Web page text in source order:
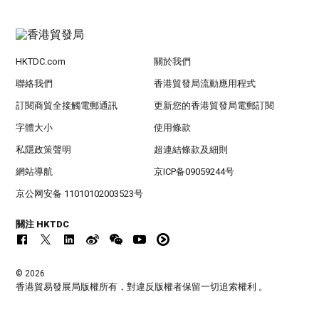
HKTDC.com 關於我們
聯絡我們 香港貿發局流動應用程式
訂閱商貿全接觸電郵通訊 更新您的香港貿發局電郵訂閱
字體大小 使用條款
私隱政策聲明 超連結條款及細則
網站導航 京ICP备09059244号
京公网安备 11010102003523号
關注 HKTDC
© 2026
香港貿易發展局版權所有，對違反版權者保留一切追索權利 。